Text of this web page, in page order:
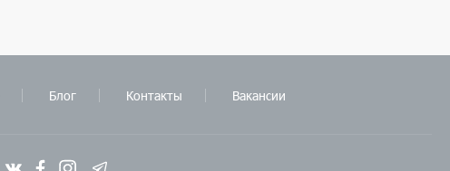
Блог Контакты Вакансии